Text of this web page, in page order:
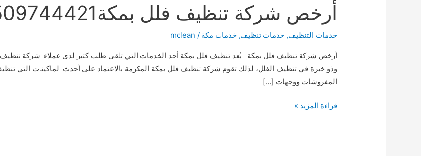
أرخص شركة تنظيف فلل بمكة0509744421
خدمات التنظيف,خدمات تنظيف,خدمات مكة /
mclean
أرخص شركة تنظيف فلل بمكة يُعد تنظيف فلل بمكة أحد الخدمات التي تلقى طلب كثير لدى عملاء شركة تنظيف
وذو خبرة في تنظيف الفلل، لذلك تقوم شركة تنظيف فلل بمكة المكرمة بالاعتماد على أحدث الماكينات التي
المفروشات ووجهات […]
أرخص
قراءة المزيد »